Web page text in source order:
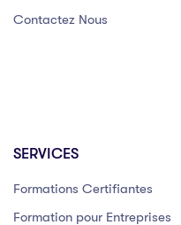
Contactez Nous
SERVICES
Formations Certifiantes
Formation pour Entreprises